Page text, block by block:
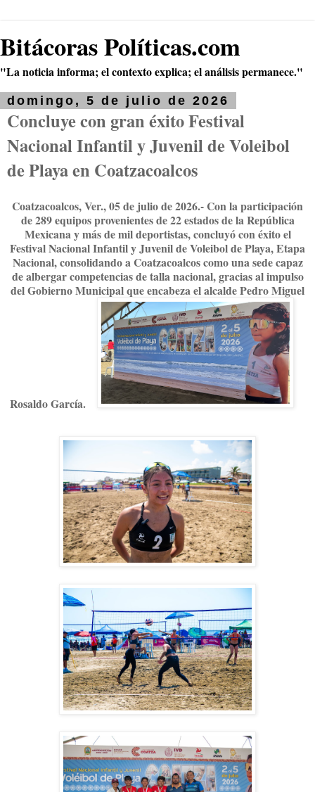
Bitácoras Políticas.com
"La noticia informa; el contexto explica; el análisis permanece."
domingo, 5 de julio de 2026
Concluye con gran éxito Festival
Nacional Infantil y Juvenil de Voleibol
de Playa en Coatzacoalcos
Coatzacoalcos, Ver., 05 de julio de 2026.- Con la participación
de 289 equipos provenientes de 22 estados de la República
Mexicana y más de mil deportistas, concluyó con éxito el
Festival Nacional Infantil y Juvenil de Voleibol de Playa, Etapa
Nacional, consolidando a Coatzacoalcos como una sede capaz
de albergar competencias de talla nacional, gracias al impulso
del Gobierno Municipal que encabeza el alcalde Pedro Miguel
Rosaldo García.